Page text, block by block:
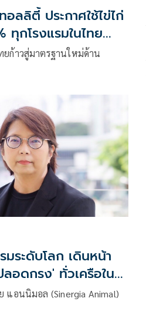
ลลิตี้ ประกาศใช้ไข่ไก่
กโรงแรมในไทย
รคัดสรรวัตถุดิบอย่าง
ยก้าวสู่มาตรฐานใหม่ด้าน
มระดับโลก เดินหน้า
อดกรง' ทั่วเครือใน
แอนนิมอล (Sinergia Animal)